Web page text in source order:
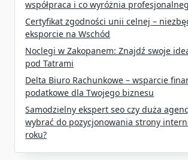
współpraca i co wyróżnia
Certyfikat zgodności unii celnej –
eksporcie na Wschód
Noclegi w Zakopanem: Znajdź swoje
pod Tatrami
Delta Biuro Rachunkowe – wsparcie
podatkowe dla Twojego biznesu
Samodzielny ekspert seo czy duża
wybrać do pozycjonowania strony
roku?